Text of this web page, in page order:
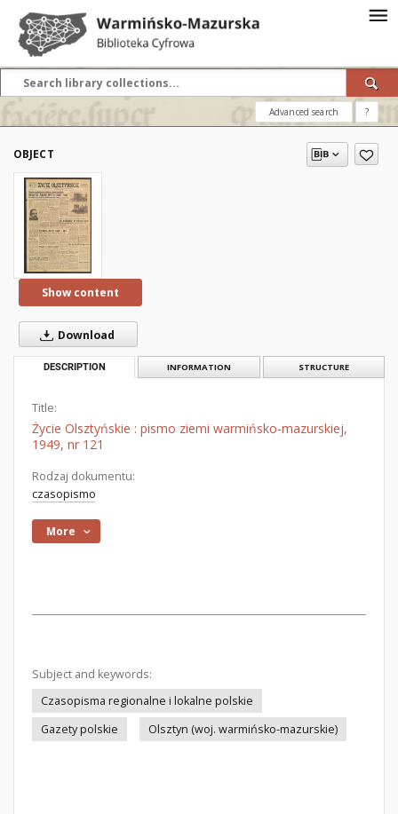
Advanced search ?
OBJECT
Show content
Download
DESCRIPTION INFORMATION STRUCTURE
Title:
Życie Olsztyńskie : pismo ziemi warmińsko-mazurskiej,
1949, nr 121
Rodzaj dokumentu:
czasopismo
More
Subject and keywords:
Czasopisma regionalne i lokalne polskie
Gazety polskie
Olsztyn (woj. warmińsko-mazurskie)